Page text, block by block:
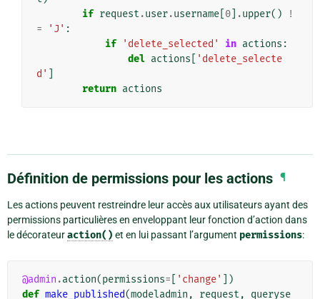
if request .user.username[ 0] .upper()
!
=
'J' :
if
'delete_selected' in actions :
del actions
'delete_selecte
d'
return actions
Définition de permissions pour les actions ¶
Les actions peuvent restreindre leur accès aux utilisateurs ayant des
permissions particulières en enveloppant leur fonction d’action dans
le décorateuraction() et en lui passant l’argument permissions:
@admin .action(permissions= 'change'
])
def make_published(modeladmin , request ,
queryse